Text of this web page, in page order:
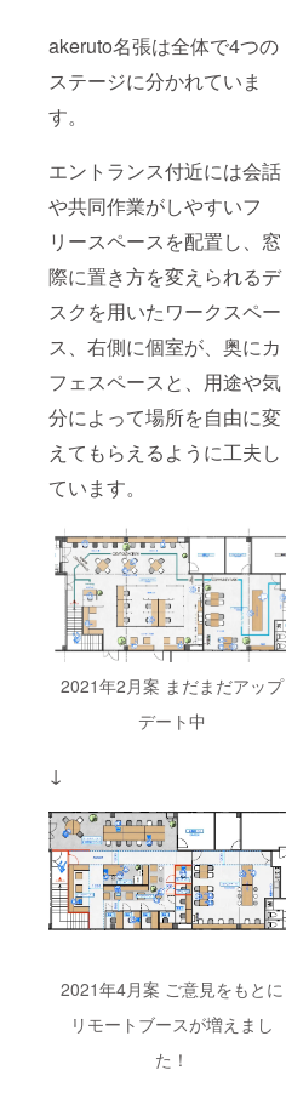
akeruto名張は全体で4つの
ステージに分かれていま
す。
エントランス付近には会話
や共同作業がしやすいフ
リースペースを配置し、窓
際に置き方を変えられるデ
スクを用いたワークスペー
ス、右側に個室が、奥にカ
フェスペースと、用途や気
分によって場所を自由に変
えてもらえるように工夫し
ています。
2021年2月案 まだまだアップ
デート中
↓
2021年4月案 ご意見をもとに
リモートブースが増えまし
た！